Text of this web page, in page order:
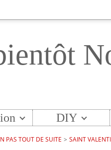
DIY
PAS TOUT DE SUITE > SAINT